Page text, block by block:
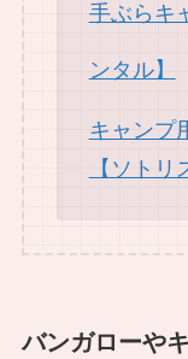
手ぶらキ
ンタル】
キャンプ
【ソトリ
バンガローや